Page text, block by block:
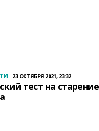
23 ОКТЯБРЯ 2021, 23:32
тест на старение